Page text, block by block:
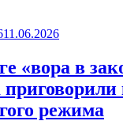
11.06.2026
«вора в
режима